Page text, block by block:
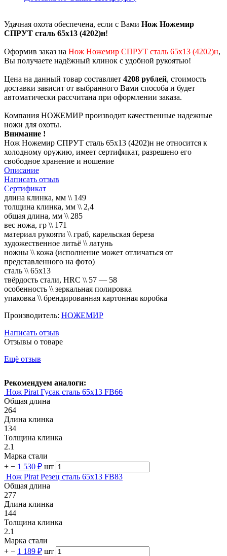
Удачная охота обеспечена, если с Вами Нож Ножемир
СПРУТ сталь 65х13 (4202)н!
Оформив заказ на Нож Ножемир СПРУТ сталь 65х13 (4202)н,
Вы получаете надёжный клинок с удобной рукоятью!
Цена на данный товар составляет 4208 рублей, стоимость
доставки зависит от выбранного Вами способа и будет
автоматически рассчитана при оформлении заказа.
Компания НОЖЕМИР производит качественные надежные
ножи для охоты.
Внимание !
Нож Ножемир СПРУТ сталь 65х13 (4202)н не относится к
холодному оружию, имеет сертификат, разрешено его
свободное хранение и ношение
Описание
Написать отзыв
Сертификат
длина клинка, мм \\ 149
толщина клинка, мм \\ 2,4
общая длина, мм \\ 285
вес ножа, гр \\ 171
материал рукояти \\ граб, карельская береза
художественное литьё \\ латунь
ножны \\ кожа (исполнение может отличаться от
представленного на фото)
сталь \\ 65х13
твёрдость стали, HRC \\ 57 — 58
особенность \\ зеркальная полировка
упаковка \\ брендированная картонная коробка
Производитель: НОЖЕМИР
Написать отзыв
Отзывы о товаре
Ещё отзыв
Рекомендуем аналоги:
Нож Pirat Гусак сталь 65х13 FB66
Общая длина
264
Длина клинка
134
Толщина клинка
2.1
Марка стали
+ − 1 530 ₽ шт
Нож Pirat Резец сталь 65х13 FB83
Общая длина
277
Длина клинка
144
Толщина клинка
2.1
Марка стали
+ − 1 189 ₽ шт